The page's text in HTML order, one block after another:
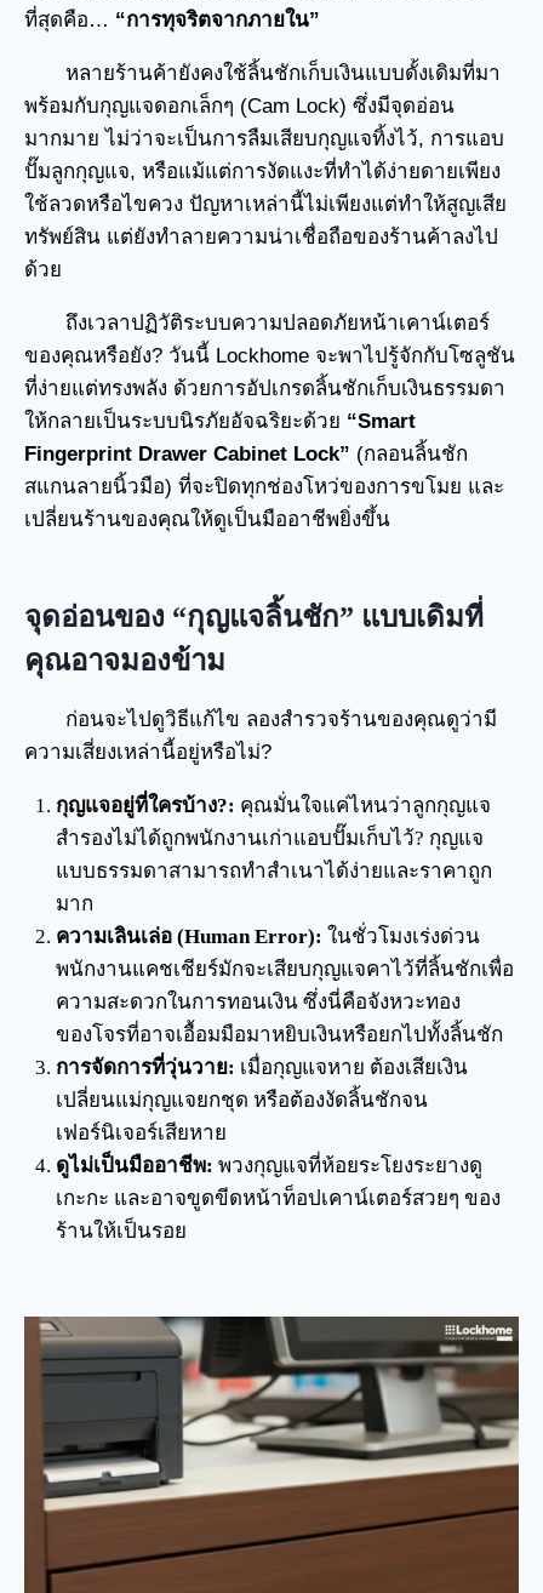
ที่สุดคือ… “การทุจริตจากภายใน”
หลายร้านค้ายังคงใช้ลิ้นชักเก็บเงินแบบดั้งเดิมที่มา
พร้อมกับกุญแจดอกเล็กๆ (Cam Lock) ซึ่งมีจุดอ่อน
มากมาย ไม่ว่าจะเป็นการลืมเสียบกุญแจทิ้งไว้, การแอบ
ปั๊มลูกกุญแจ, หรือแม้แต่การงัดแงะที่ทำได้ง่ายดายเพียง
ใช้ลวดหรือไขควง ปัญหาเหล่านี้ไม่เพียงแต่ทำให้สูญเสีย
ทรัพย์สิน แต่ยังทำลายความน่าเชื่อถือของร้านค้าลงไป
ด้วย
ถึงเวลาปฏิวัติระบบความปลอดภัยหน้าเคาน์เตอร์
ของคุณหรือยัง? วันนี้ Lockhome จะพาไปรู้จักกับโซลูชัน
ที่ง่ายแต่ทรงพลัง ด้วยการอัปเกรดลิ้นชักเก็บเงินธรรมดา
ให้กลายเป็นระบบนิรภัยอัจฉริยะด้วย “Smart
Fingerprint Drawer Cabinet Lock” (กลอนลิ้นชัก
สแกนลายนิ้วมือ) ที่จะปิดทุกช่องโหว่ของการขโมย และ
เปลี่ยนร้านของคุณให้ดูเป็นมืออาชีพยิ่งขึ้น
จุดอ่อนของ “กุญแจลิ้นชัก” แบบเดิมที่
คุณอาจมองข้าม
ก่อนจะไปดูวิธีแก้ไข ลองสำรวจร้านของคุณดูว่ามี
ความเสี่ยงเหล่านี้อยู่หรือไม่?
กุญแจอยู่ที่ใครบ้าง?: คุณมั่นใจแค่ไหนว่าลูกกุญแจ
สำรองไม่ได้ถูกพนักงานเก่าแอบปั๊มเก็บไว้? กุญแจ
แบบธรรมดาสามารถทำสำเนาได้ง่ายและราคาถูก
มาก
ความเลินเล่อ (Human Error): ในชั่วโมงเร่งด่วน
พนักงานแคชเชียร์มักจะเสียบกุญแจคาไว้ที่ลิ้นชักเพื่อ
ความสะดวกในการทอนเงิน ซึ่งนี่คือจังหวะทอง
ของโจรที่อาจเอื้อมมือมาหยิบเงินหรือยกไปทั้งลิ้นชัก
การจัดการที่วุ่นวาย: เมื่อกุญแจหาย ต้องเสียเงิน
เปลี่ยนแม่กุญแจยกชุด หรือต้องงัดลิ้นชักจน
เฟอร์นิเจอร์เสียหาย
ดูไม่เป็นมืออาชีพ: พวงกุญแจที่ห้อยระโยงระยางดู
เกะกะ และอาจขูดขีดหน้าท็อปเคาน์เตอร์สวยๆ ของ
ร้านให้เป็นรอย